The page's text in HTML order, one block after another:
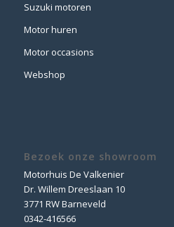
Suzuki motoren
Motor huren
Motor occasions
Webshop
Bezoek onze showroom
Motorhuis De Valkenier
Dr. Willem Dreeslaan 10
3771 RW Barneveld
0342-416566